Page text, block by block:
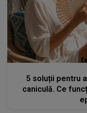
5 soluții pentru
caniculă. Ce